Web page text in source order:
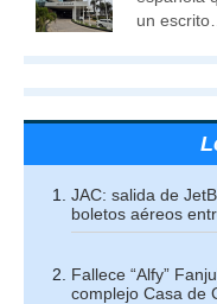
un
JAC: salida de
boletos aéreos
Fallece “Alfy”
complejo Casa de